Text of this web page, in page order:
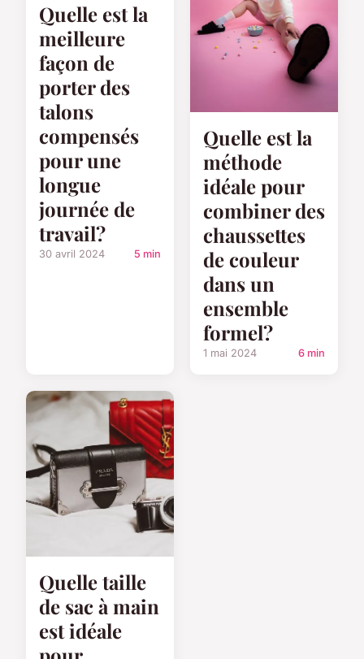
Quelle est la
meilleure
façon de
porter des
talons
compensés
pour une
longue
journée de
travail?
30 avril 2024 5 min
Quelle est la
méthode
idéale pour
combiner des
chaussettes
de couleur
dans un
ensemble
formel?
1 mai 2024 6 min
Quelle taille
de sac à main
est idéale